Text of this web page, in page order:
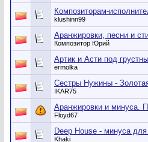
Композиторам-
klushinn99
Аранжировки, песни и
Композитор Юрий
Артик и Асти под
ermolka
Сестры Нужины -
IKAR75
Аранжировки и минуса.
Floyd67
Deep House - минуса
Khaki